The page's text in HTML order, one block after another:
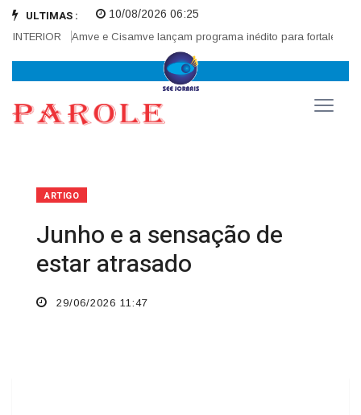
ULTIMAS :
Amve e Cisamve lançam programa inédito para fortalecer
10/08/2026 06:25
ARTIGO
Junho e a sensação de
estar atrasado
29/06/2026 11:47